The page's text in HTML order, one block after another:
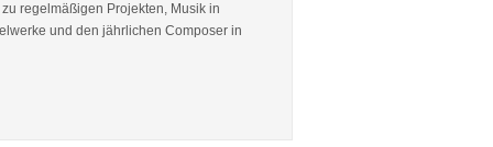
regelmäßigen Projekten, Musik in
und den jährlichen Composer in